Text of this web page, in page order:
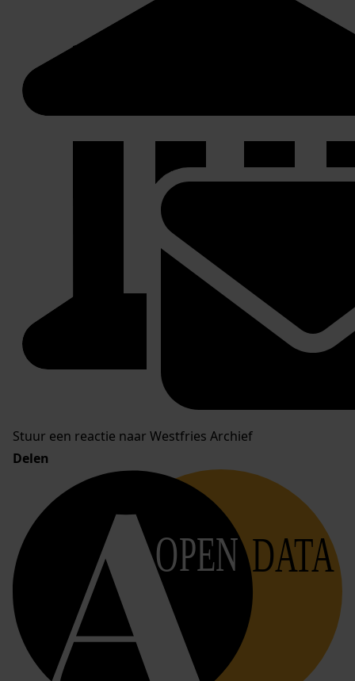
Stuur een reactie naar Westfries Archief
Delen
OPEN DATA